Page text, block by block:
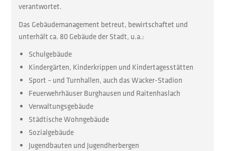
verantwortet.
Das Gebäudemanagement betreut, bewirtschaftet und
unterhält ca. 80 Gebäude der Stadt, u.a.:
Schulgebäude
Kindergärten, Kinderkrippen und Kindertagesstätten
Sport – und Turnhallen, auch das Wacker-Stadion
Feuerwehrhäuser Burghausen und Raitenhaslach
Verwaltungsgebäude
Städtische Wohngebäude
Sozialgebäude
Jugendbauten und Jugendherbergen